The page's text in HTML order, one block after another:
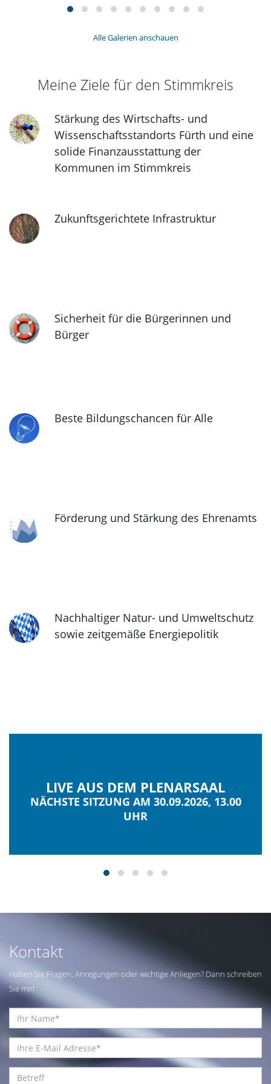
Alle Galerien anschauen
Meine Ziele für den Stimmkreis
Stärkung des Wirtschafts- und
Wissenschaftsstandorts Fürth und eine
solide Finanzausstattung der
Kommunen im Stimmkreis
Zukunftsgerichtete Infrastruktur
Sicherheit für die Bürgerinnen und
Bürger
Beste Bildungschancen für Alle
Förderung und Stärkung des Ehrenamts
Nachhaltiger Natur- und Umweltschutz
sowie zeitgemäße Energiepolitik
LIVE AUS DEM PLENARSAAL
NÄCHSTE SITZUNG AM 30.09.2026, 13.00
UHR
Kontakt
Haben Sie Fragen, Anregungen oder wichtige Anliegen? Dann schreiben
Sie mir!